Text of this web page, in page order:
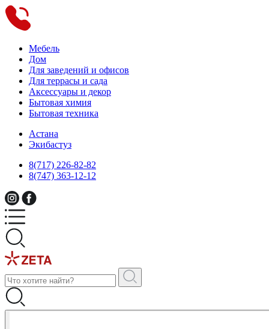
Мебель
Дом
Для заведений и офисов
Для террасы и сада
Аксессуары и декор
Бытовая химия
Бытовая техника
Астана
Экибастуз
8(717) 226-82-82
8(747) 363-12-12